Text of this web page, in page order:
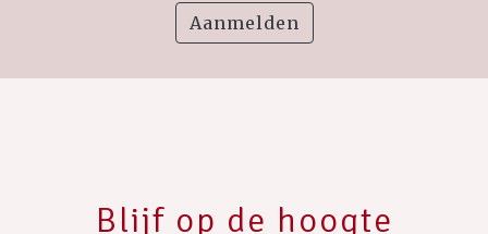
Aanmelden
Blijf op de hoogte